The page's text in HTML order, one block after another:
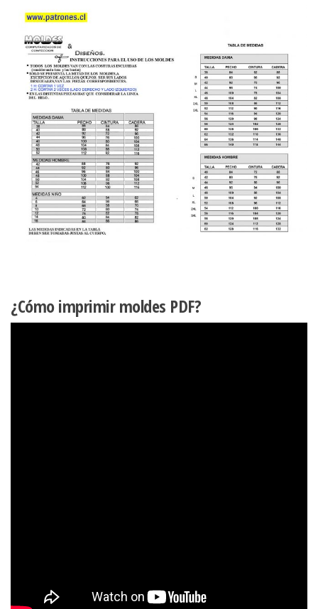
¿Cómo imprimir moldes PDF?